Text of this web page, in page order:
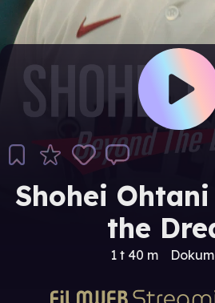
Shohei
the
1 t 40 m